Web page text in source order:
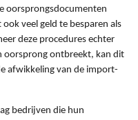
oorsprongsdocumenten
veel geld te besparen als
deze procedures echter
oorsprong ontbreekt, kan dit
afwikkeling van de import-
bedrijven die hun